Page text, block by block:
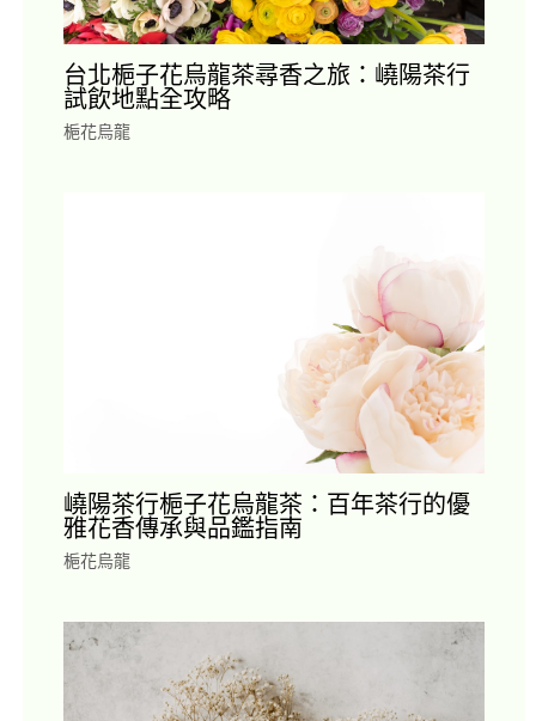
台北梔子花烏龍茶尋香之旅：嶢陽茶行
試飲地點全攻略
梔花烏龍
嶢陽茶行梔子花烏龍茶：百年茶行的優
雅花香傳承與品鑑指南
梔花烏龍